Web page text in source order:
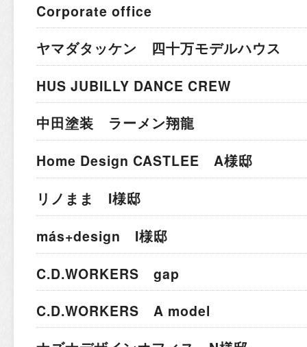
Corporate office
ヤマダタッケン 四十万モデルハウス
HUS JUBILLY DANCE CREW
中田塗装 ラーメン翔龍
Home Design CASTLEE A様邸
リノまま I様邸
más+design I様邸
C.D.WORKERS gap
C.D.WORKERS A model